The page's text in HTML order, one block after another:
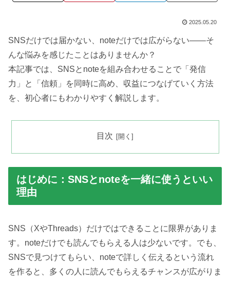
2025.05.20
SNSだけでは届かない、noteだけでは広がらない——そ
んな悩みを感じたことはありませんか？
本記事では、SNSとnoteを組み合わせることで「発信
力」と「信頼」を同時に高め、収益につなげていく方法
を、初心者にもわかりやすく解説します。
目次
はじめに：SNSとnoteを一緒に使うといい
理由
SNS（XやThreads）だけではできることに限界がありま
す。noteだけでも読んでもらえる人は少ないです。でも、
SNSで見つけてもらい、noteで詳しく伝えるという流れ
を作ると、多くの人に読んでもらえるチャンスが広がりま